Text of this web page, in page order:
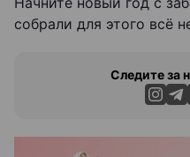
собрали для этого всё
Следите за